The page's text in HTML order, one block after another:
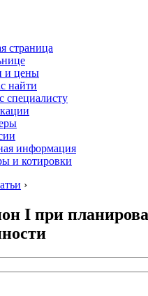
страница
и цены
найти
специалисту
информация
и котировки
›
I при